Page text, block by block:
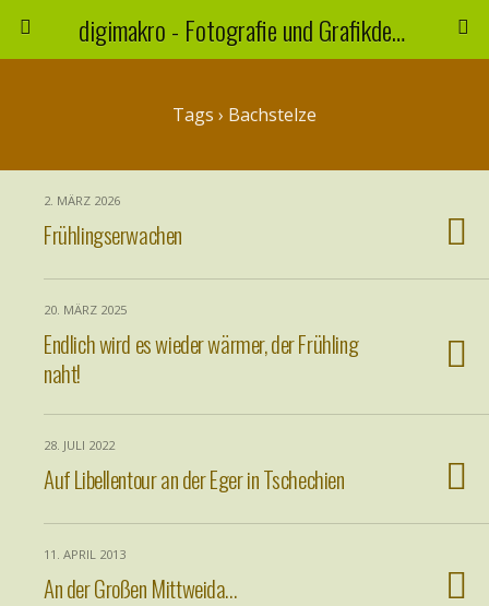
digimakro - Fotografie und Grafikdesign
Tags › Bachstelze
2. MÄRZ 2026
Frühlingserwachen
20. MÄRZ 2025
Endlich wird es wieder wärmer, der Frühling
naht!
28. JULI 2022
Auf Libellentour an der Eger in Tschechien
11. APRIL 2013
An der Großen Mittweida…